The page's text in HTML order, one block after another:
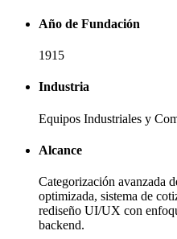
Año de Fundación
1915
Industria
Equipos Industriales y
Alcance
Categorización avanzada
optimizada, sistema de
rediseño UI/UX con
backend.